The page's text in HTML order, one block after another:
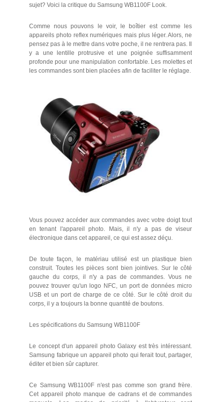
sujet? Voici la critique du Samsung WB1100F Look.
Comme nous pouvons le voir, le boîtier est comme les
appareils photo reflex numériques mais plus léger. Alors, ne
pensez pas à le mettre dans votre poche, il ne rentrera pas. Il
y a une lentille protrusive et une poignée suffisamment
profonde pour une manipulation confortable. Les molettes et
les commandes sont bien placées afin de faciliter le réglage.
Vous pouvez accéder aux commandes avec votre doigt tout
en tenant l'appareil photo. Mais, il n'y a pas de viseur
électronique dans cet appareil, ce qui est assez déçu.
De toute façon, le matériau utilisé est un plastique bien
construit. Toutes les pièces sont bien jointives. Sur le côté
gauche du corps, il n'y a pas de commandes. Vous ne
pouvez trouver qu'un logo NFC, un port de données micro
USB et un port de charge de ce côté. Sur le côté droit du
corps, il y a toujours la bonne quantité de boutons.
Les spécifications du Samsung WB1100F
Le concept d'un appareil photo Galaxy est très intéressant.
Samsung fabrique un appareil photo qui ferait tout, partager,
éditer et bien sûr capturer.
Ce Samsung WB1100F n'est pas comme son grand frère.
Cet appareil photo manque de cadrans et de commandes